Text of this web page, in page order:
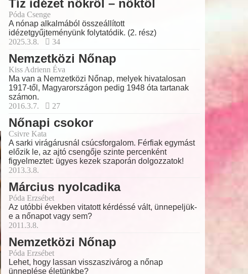
Tíz idézet nőkről – nőktől
Póda Csenge
A nónap alkalmából összeállított
idézetgyűjteményünk folytatódik. (2. rész)
2025.3.8.
34
Nemzetközi Nőnap
Kiss Adrienn Éva
Ma van a Nemzetközi Nőnap, melyek hivatalosan
1917-től, Magyarországon pedig 1948 óta tartanak
számon.
2016.3.7.
27
Nőnapi csokor
Csivre Kata
A sarki virágárusnál csúcsforgalom. Férfiak egymást
előzik le, az ajtó csengője szinte percenként
figyelmeztet: ügyes kezek szaporán dolgozzatok!
2013.3.8.
Március nyolcadika
Póda Erzsébet
Az utóbbi években vitatott kérdéssé vált, ünnepeljük-
e a nőnapot vagy sem?
2011.3.8.
Nemzetközi Nőnap
Póda Erzsébet
Lehet, hogy lassan visszaszivárog a nőnap
ünneplése életünkbe?